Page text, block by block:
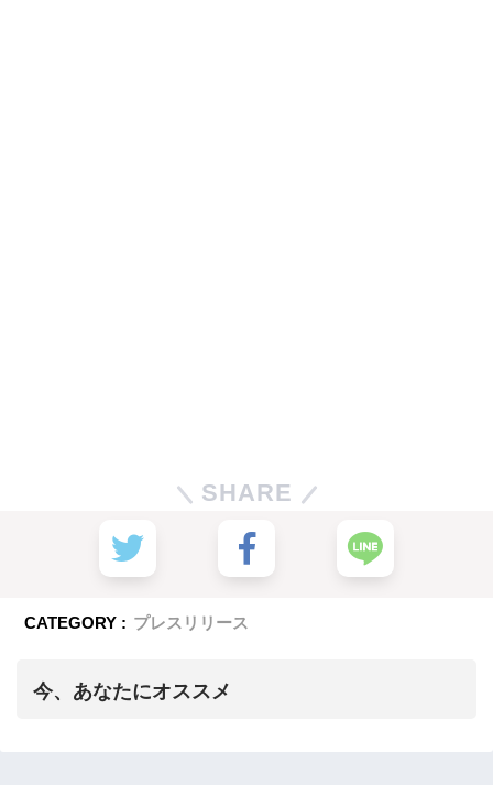
SHARE
CATEGORY : プレスリリース
今、あなたにオススメ